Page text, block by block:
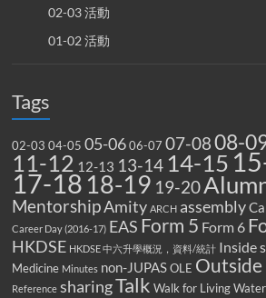
02-03 活動
01-02 活動
Tags
02-03 04-05 05-06 06-07 07-0808-
11-12 12-13 13-14 14-15
17-18 18-19 19-20
MentorshipAmity ARCH assembly
Career Day (2016-17) EAS Form 5 Form 6
HKDSE HKDSE 中六升學概況，資料/統計 Inside
Medicine Minutes non-JUPAS OLE Outside
Reference sharingTalk Walk for Living Water